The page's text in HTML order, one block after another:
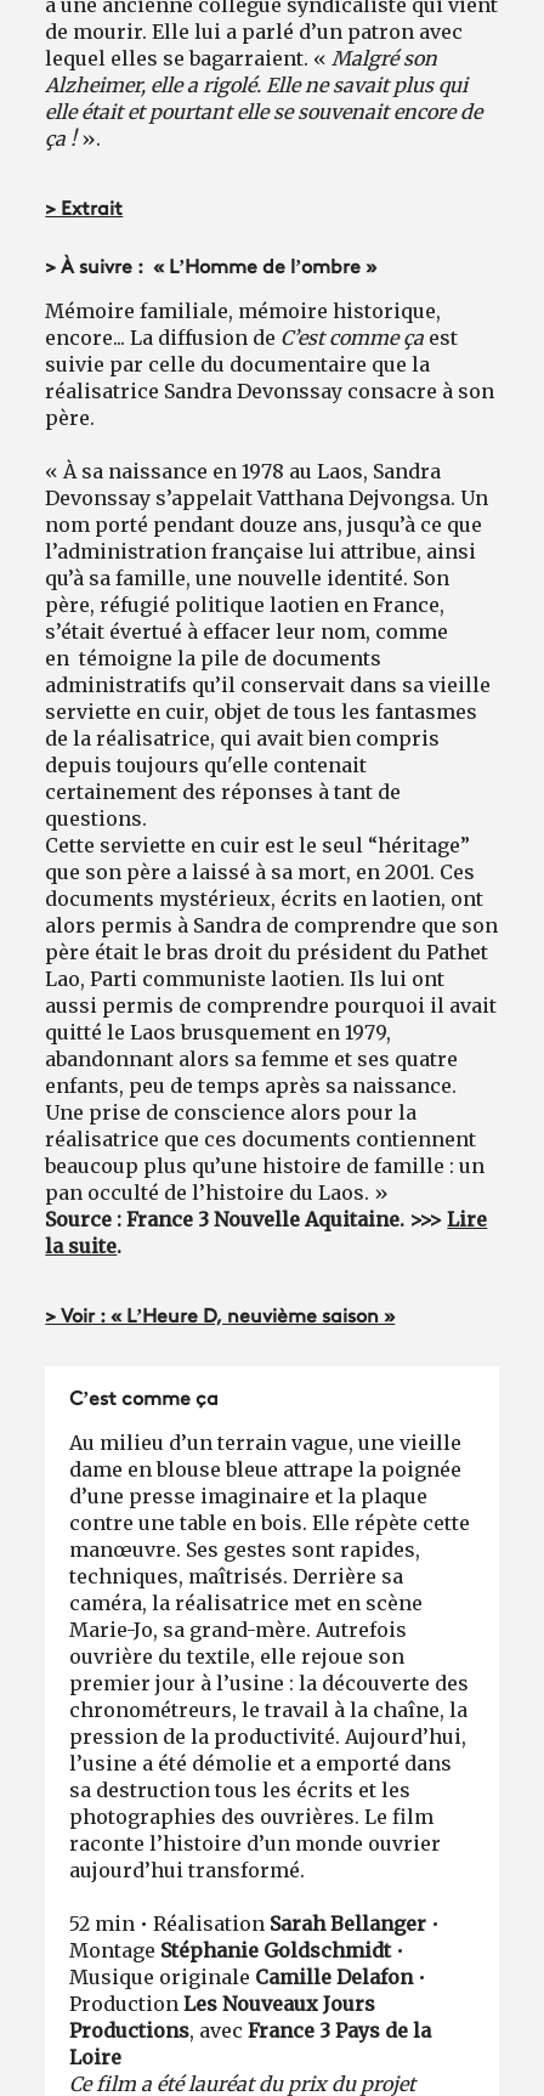
à une ancienne collègue syndicaliste qui vient
de mourir. Elle lui a parlé d’un patron avec
lequel elles se bagarraient. «Malgré son
Alzheimer, elle a rigolé. Elle ne savait plus qui
elle était et pourtant elle se souvenait encore de
ça !».
> Extrait
> À suivre : « L’Homme de l’ombre »
Mémoire familiale, mémoire historique,
encore... La diffusion de C’est comme ça est
suivie par celle du documentaire que la
réalisatrice Sandra Devonssay consacre à son
père.
« À sa naissance en 1978 au Laos, Sandra
Devonssay s’appelait Vatthana Dejvongsa. Un
nom porté pendant douze ans, jusqu’à ce que
l’administration française lui attribue, ainsi
qu’à sa famille, une nouvelle identité. Son
père, réfugié politique laotien en France,
s’était évertué à effacer leur nom, comme
en témoigne la pile de documents
administratifs qu’il conservait dans sa vieille
serviette en cuir, objet de tous les fantasmes
de la réalisatrice, qui avait bien compris
depuis toujours qu'elle contenait
certainement des réponses à tant de
questions.
Cette serviette en cuir est le seul “héritage”
que son père a laissé à sa mort, en 2001. Ces
documents mystérieux, écrits en laotien, ont
alors permis à Sandra de comprendre que son
père était le bras droit du président du Pathet
Lao, Parti communiste laotien. Ils lui ont
aussi permis de comprendre pourquoi il avait
quitté le Laos brusquement en 1979,
abandonnant alors sa femme et ses quatre
enfants, peu de temps après sa naissance.
Une prise de conscience alors pour la
réalisatrice que ces documents contiennent
beaucoup plus qu’une histoire de famille : un
pan occulté de l’histoire du Laos. »
Source : France 3 Nouvelle Aquitaine. >>>Lire
la suite.
> Voir : « L’Heure D, neuvième saison »
C’est comme ça
Au milieu d’un terrain vague, une vieille
dame en blouse bleue attrape la poignée
d’une presse imaginaire et la plaque
contre une table en bois. Elle répète cette
manœuvre. Ses gestes sont rapides,
techniques, maîtrisés. Derrière sa
caméra, la réalisatrice met en scène
Marie-Jo, sa grand-mère. Autrefois
ouvrière du textile, elle rejoue son
premier jour à l’usine : la découverte des
chronométreurs, le travail à la chaîne, la
pression de la productivité. Aujourd’hui,
l’usine a été démolie et a emporté dans
sa destruction tous les écrits et les
photographies des ouvrières. Le film
raconte l’histoire d’un monde ouvrier
aujourd’hui transformé.
52 min • Réalisation Sarah Bellanger •
Montage Stéphanie Goldschmidt•
Musique originale Camille Delafon•
ProductionLes Nouveaux Jours
Productions, avecFrance 3 Pays de la
Loire
Ce film a été lauréat du prix du projet